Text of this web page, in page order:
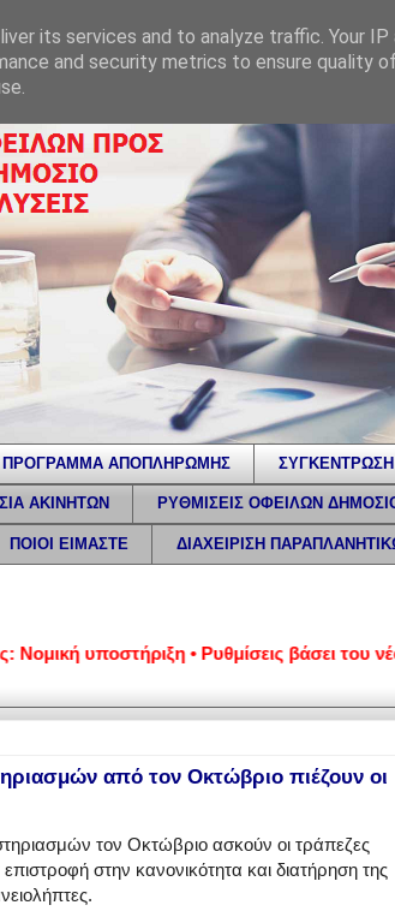
ΠΡΟΓΡΑΜΜΑ ΑΠΟΠΛΗΡΩΜΗΣ
ΑΚΙΝΗΤΩΝ ΡΥΘΜΙΣΕΙΣ ΟΦΕΙΛΩΝ
ΠΟΙΟΙ ΕΙΜΑΣΤΕ ΔΙΑΧΕΙΡΙΣΗ
υποστήριξη • Ρυθμίσεις βάσει του
από τον Οκτώβριο πιέζουν οι
τον Οκτώβριο ασκούν οι τράπεζες
στην κανονικότητα και διατήρηση της
its services and to analyze traffic. Your IP
and security metrics to ensure quality